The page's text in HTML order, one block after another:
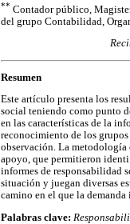
** Contador público,
del grupo Contabilidad,
Resumen
Este artículo presenta los
social teniendo como punto
en las características de la
reconocimiento de los grupos
observación. La
apoyo, que permitieron
informes de responsabilidad
situación y juegan diversas
camino en el que la
Palabras clave: